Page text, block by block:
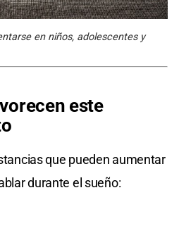
en niños, adolescentes y
este
que pueden aumentar
durante el sueño: